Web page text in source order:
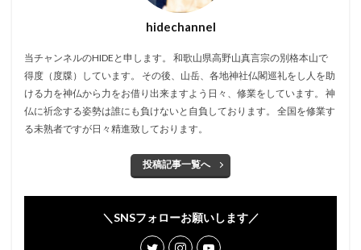
hidechannel
当チャンネルのHIDEと申します。 和歌山県高野山真言宗の別格本山で
得度（度牒）しています。 その後、山岳、各地神社仏閣巡礼をし人を助
ける力を神仏から力をお借り出来ますよう日々、修業をしています。 神
仏に祈念する姿勢は誰にも負けないと自負しております。 全国を修業す
る未熟者ですが日々精進致しております。
投稿記事一覧へ
＼SNSフォローお願いします／